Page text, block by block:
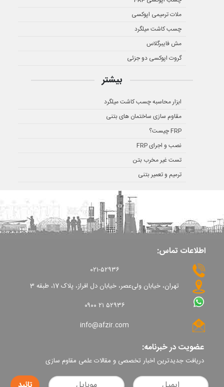
ملات ترمیمی اپوکسی
چسب کاشت میلگرد
مش فایبرگلاس
گروت اپوکسی دو جزئی
بیشتر
ابزار محاسبه چسب کاشت میلگرد
مقاوم سازی ساختمان های بتنی
FRP چیست؟
نصب و اجرای FRP
تست غیر مخرب بتن
ترمیم و تعمیر بتنی
اطلاعات تماس:
۰۲۱-۵۲۹۳۶
تهران، خیابان ولی‌عصر، خیابان دل افراز، پلاک 17، طبقه 3
۰۹۰۰ ۲۱ ۵۲۹۳۶
info@afzir.com
عضویت در خبرنامه:
دریافت جدیدترین اخبار تخصصی و مقالات علمی مقاوم سازی